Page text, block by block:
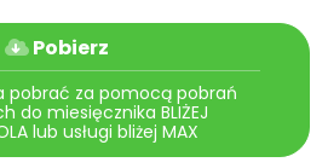
Pobierz
pobrać za pomocą pobrań
do miesięcznika BLIŻEJ
lub usługi bliżej MAX